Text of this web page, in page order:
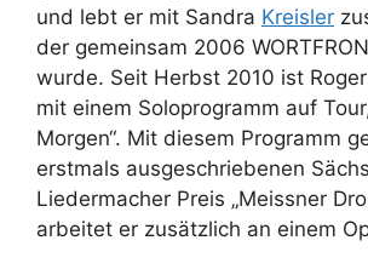
und lebt er mit Sandra Kreisler
der gemeinsam 2006
wurde. Seit Herbst 2010 ist
mit einem Soloprogramm auf
Morgen“. Mit diesem Programm
erstmals ausgeschriebenen
Liedermacher Preis „Meissner
arbeitet er zusätzlich an einem